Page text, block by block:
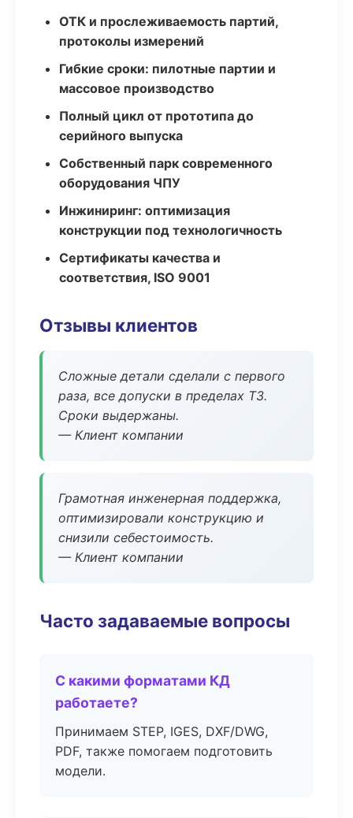
ОТК и прослеживаемость партий,
протоколы измерений
Гибкие сроки: пилотные партии и
массовое производство
Полный цикл от прототипа до
серийного выпуска
Собственный парк современного
оборудования ЧПУ
Инжиниринг: оптимизация
конструкции под технологичность
Сертификаты качества и
соответствия, ISO 9001
Отзывы клиентов
Сложные детали сделали с первого
раза, все допуски в пределах ТЗ.
Сроки выдержаны.
— Клиент компании
Грамотная инженерная поддержка,
оптимизировали конструкцию и
снизили себестоимость.
— Клиент компании
Часто задаваемые вопросы
С какими форматами КД
работаете?
Принимаем STEP, IGES, DXF/DWG,
PDF, также помогаем подготовить
модели.